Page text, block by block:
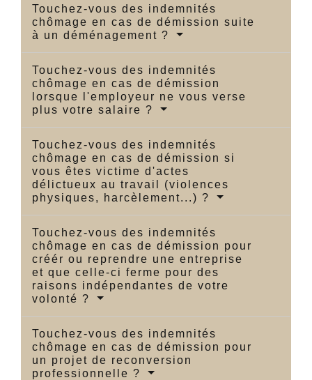
Touchez-vous des indemnités
chômage en cas de démission suite
à un déménagement ?
Touchez-vous des indemnités
chômage en cas de démission
lorsque l'employeur ne vous verse
plus votre salaire ?
Touchez-vous des indemnités
chômage en cas de démission si
vous êtes victime d'actes
délictueux au travail (violences
physiques, harcèlement...) ?
Touchez-vous des indemnités
chômage en cas de démission pour
créér ou reprendre une entreprise
et que celle-ci ferme pour des
raisons indépendantes de votre
volonté ?
Touchez-vous des indemnités
chômage en cas de démission pour
un projet de reconversion
professionnelle ?